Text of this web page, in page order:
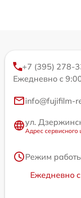
+7 (395) 278-
Ежедневно с
info@fujifilm-
ул.
Адрес сервисного
Режим
Ежедневно